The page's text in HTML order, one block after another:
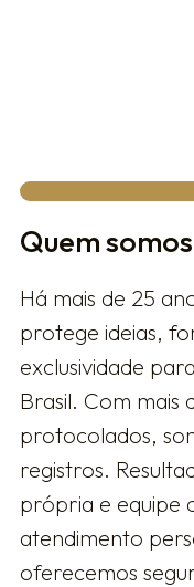
Quem somos
Há mais de 25
protege ideias,
exclusividade
Brasil. Com mais
protocolados,
registros.
própria e equipe
atendimento
oferecemos